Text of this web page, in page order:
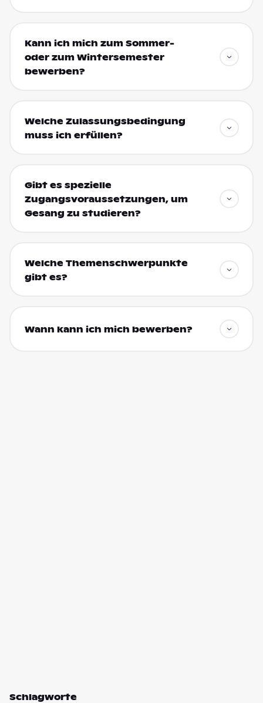
Kann ich mich zum Sommer-
oder zum Wintersemester
bewerben?
Welche Zulassungsbedingung
muss ich erfüllen?
Gibt es spezielle
Zugangsvoraussetzungen, um
Gesang zu studieren?
Welche Themenschwerpunkte
gibt es?
Wann kann ich mich bewerben?
Schlagworte